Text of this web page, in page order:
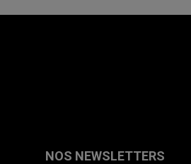
NOS NEWSLETTERS